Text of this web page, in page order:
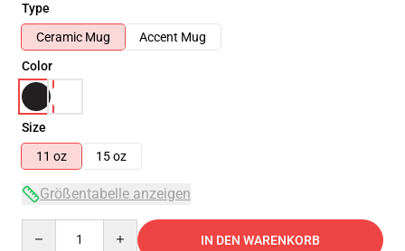
Type
Ceramic Mug
Accent Mug
Color
Size
11 oz
15 oz
Größentabelle anzeigen
IN DEN WARENKORB